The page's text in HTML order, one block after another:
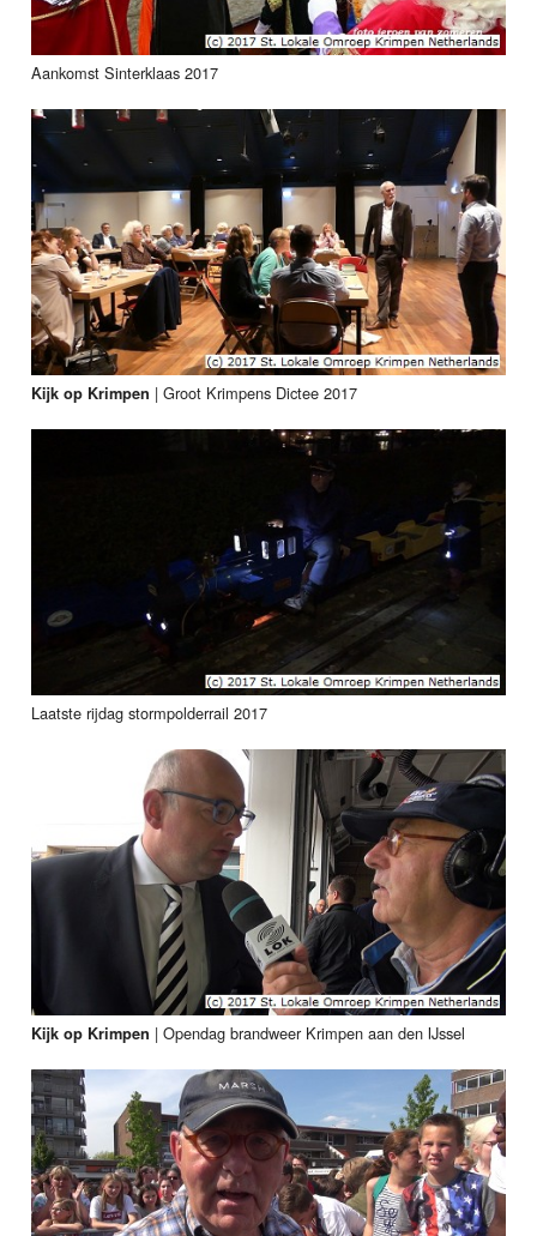
Aankomst Sinterklaas 2017
Kijk op Krimpen |Groot Krimpens Dictee 2017
Laatste rijdag stormpolderrail 2017
Kijk op Krimpen |Opendag brandweer Krimpen aan den IJssel